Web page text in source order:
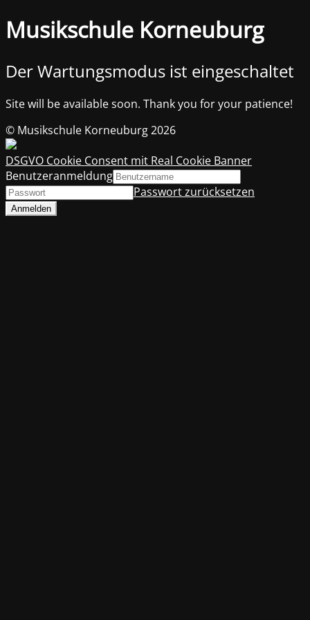
Musikschule Korneuburg
Der Wartungsmodus ist eingeschaltet
Site will be available soon. Thank you for your patience!
© Musikschule Korneuburg 2026
DSGVO Cookie Consent mit Real Cookie Banner
Benutzeranmeldung
Passwort zurücksetzen